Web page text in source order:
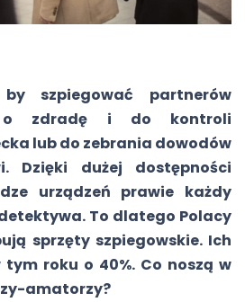
szpiegować partnerów
o zdradę i do kontroli
lub do zebrania dowodów
Dzięki dużej dostępności
urządzeń prawie każdy
To dlatego Polacy
sprzęty szpiegowskie. Ich
tym roku o 40%. Co noszą w
amatorzy?